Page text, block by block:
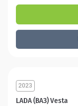
LADA (ВАЗ) Vesta
2023